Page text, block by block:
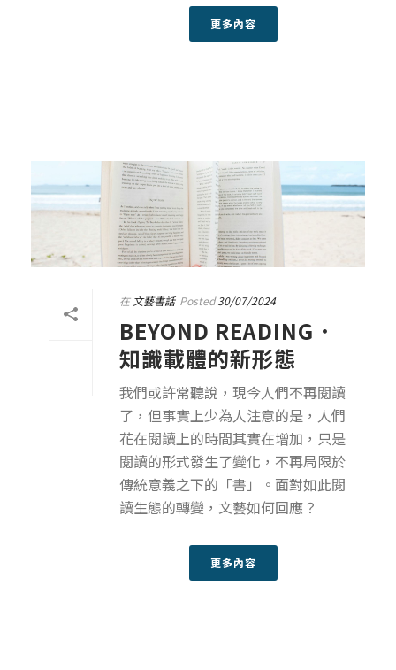
更多內容
在 文藝書話 Posted 30/07/2024
BEYOND READING．
知識載體的新形態
我們或許常聽說，現今人們不再閱讀
了，但事實上少為人注意的是，人們
花在閱讀上的時間其實在增加，只是
閱讀的形式發生了變化，不再局限於
傳統意義之下的「書」。面對如此閱
讀生態的轉變，文藝如何回應？
更多內容